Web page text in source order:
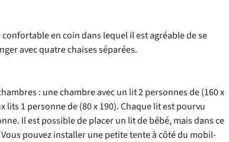
confortable en coin dans lequel il est agréable de se
avec quatre chaises séparées.
: une chambre avec un lit 2 personnes de (160 x
lits 1 personne de (80 x 190). Chaque lit est pourvu
Il est possible de placer un lit de bébé, mais dans ce
pouvez installer une petite tente à côté du mobil-